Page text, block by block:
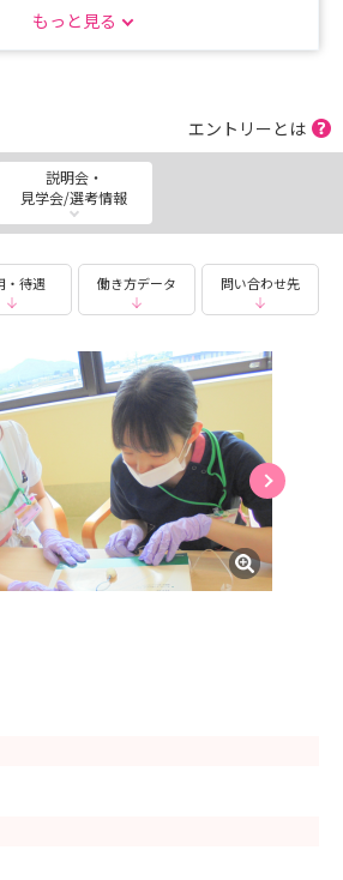
月 6日（土）
たは盛岡友愛病院ホームページ内の応
募ください✉
ついて知りたい学生さんはお気軽に
◎
学に行けない...」「見学しようか迷っ
めに、盛岡友愛病院インスタグラムで
みについて発信しています📷
ロー・いいね！などお願いします！
yu_ai_hp/
もっと見る
エントリーとは
説明会・
見学会/選考情報
・待遇 働き方データ 問い合わせ先